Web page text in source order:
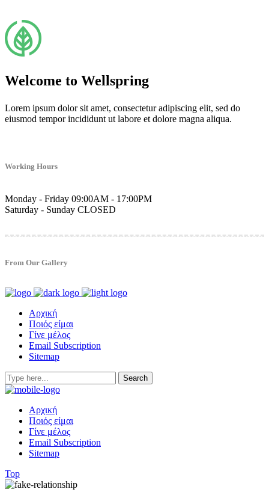
Welcome to Wellspring
Lorem ipsum dolor sit amet, consectetur adipiscing elit, sed do
eiusmod tempor incididunt ut labore et dolore magna aliqua.
Working Hours
Monday - Friday 09:00AM - 17:00PM
Saturday - Sunday CLOSED
From Our Gallery
Αρχική
Ποιός είμαι
Γίνε μέλος
Email Subscription
Sitemap
Αρχική
Ποιός είμαι
Γίνε μέλος
Email Subscription
Sitemap
Top